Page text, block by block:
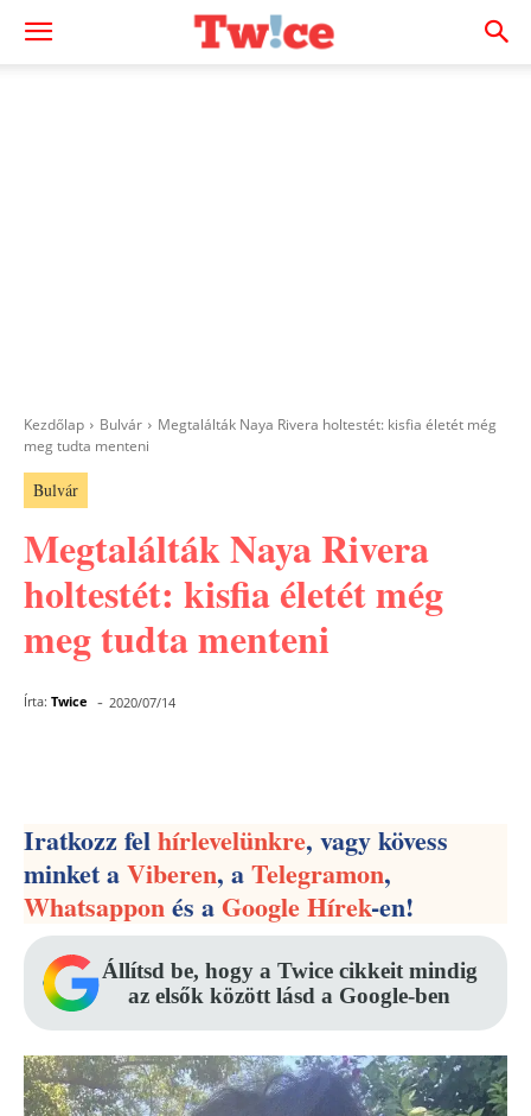
Kezdőlap Bulvár
Megtalálták Naya Rivera holtestét: kisfia életét még
meg tudta menteni
Bulvár
Megtalálták Naya Rivera
holtestét: kisfia életét még
meg tudta menteni
Írta: Twice - 2020/07/14
Iratkozz felhírlevelünkre, vagy kövess
minket aViberen, aTelegramon,
Whatsapponés aGoogle Hírek-en!
Állítsd be, hogy a Twice cikkeit mindig
az elsők között lásd a Google-ben